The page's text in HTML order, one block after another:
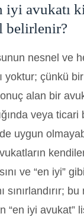
iyi avukatı
belirlenir?
nesnel ve
yoktur; çünkü
alan bir
veya
uygun
ve “en iyi”
sınırlandırır;
“en iyi avukat”